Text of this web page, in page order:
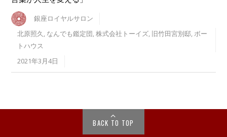
銀座ロイヤルサロン
北原照久, なんでも鑑定団,株式会社トーイズ, 旧竹田宮別邸,ボー
トハウス
2021年3月4日
BACK TO TOP